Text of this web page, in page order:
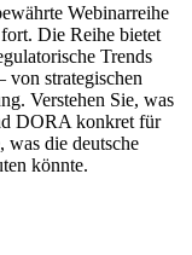
Webinarreihe
Die Reihe bietet
Trends
von strategischen
Verstehen Sie, was
DORA konkret für
was die deutsche
könnte.